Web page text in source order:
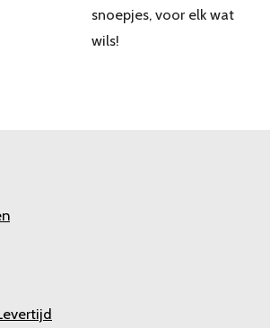
snoepjes, voor elk wat
wils!